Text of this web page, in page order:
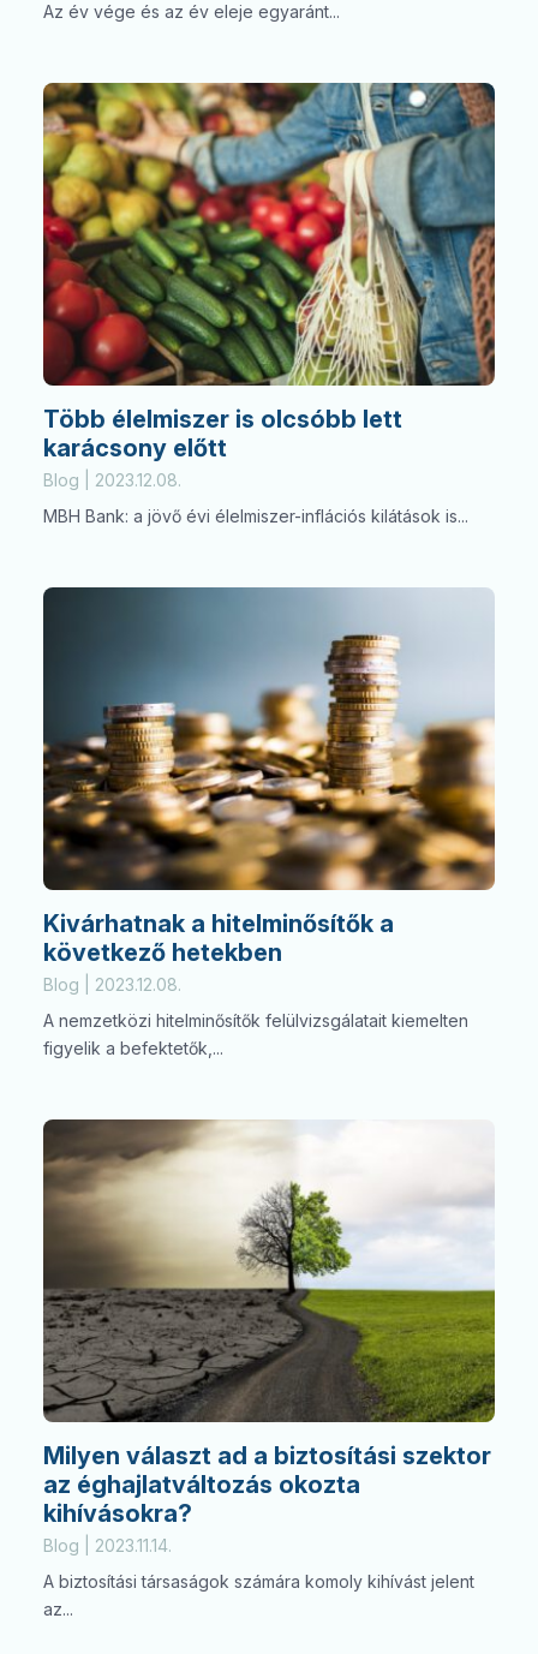
Az év vége és az év eleje egyaránt...
Több élelmiszer is olcsóbb lett
karácsony előtt
Blog | 2023.12.08.
MBH Bank: a jövő évi élelmiszer-inflációs kilátások is...
Kivárhatnak a hitelminősítők a
következő hetekben
Blog | 2023.12.08.
A nemzetközi hitelminősítők felülvizsgálatait kiemelten
figyelik a befektetők,...
Milyen választ ad a biztosítási szektor
az éghajlatváltozás okozta
kihívásokra?
Blog | 2023.11.14.
A biztosítási társaságok számára komoly kihívást jelent
az...